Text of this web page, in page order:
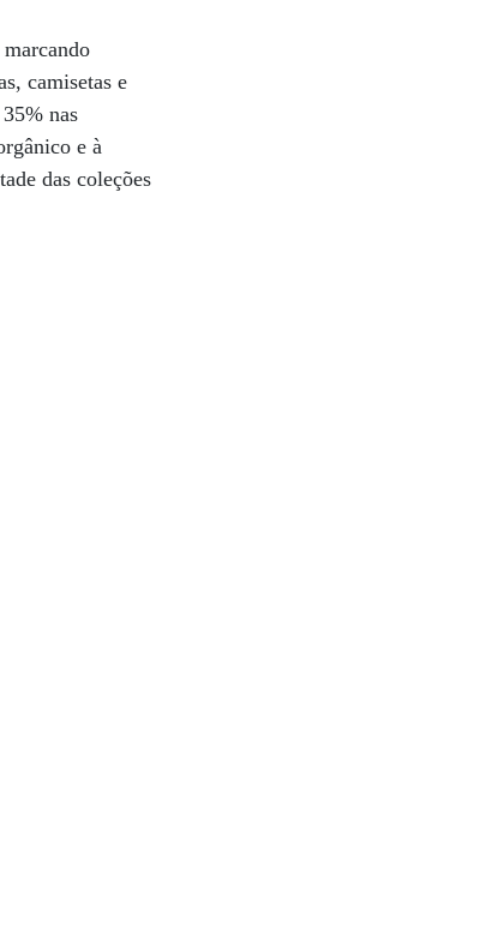
camisetas e
nas
e à
das coleções